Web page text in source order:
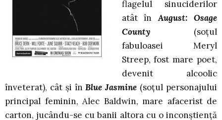
flagelul sinuciderilor
atât înAugust: Osage
County (soţul
fabuloasei Meryl
Streep, fost mare poet,
devenit alcoolic
înveterat), cât şi înBlue Jasmine (soţul personajului
principal feminin, Alec Baldwin, mare afacerist de
carton, jucându-se cu banii altora cu o inconştienţă